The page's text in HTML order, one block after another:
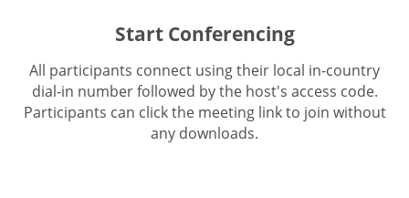
Start Conferencing
All participants connect using their local in-country
dial-in number followed by the host's access code.
Participants can click the meeting link to join without
any downloads.